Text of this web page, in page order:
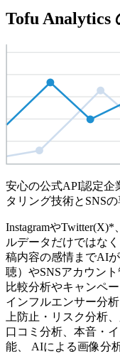
Tofu Analytics
安心の公式API認定企
タリング技術とSNS
Instagramや
ルデータだけではな
稿内容の感情までAI
聴）やSNSアカウン
比較分析やキャンペ
インフルエンサー分
上防止・リスク分析
口コミ分析、本音・
能、 AIによる画像分